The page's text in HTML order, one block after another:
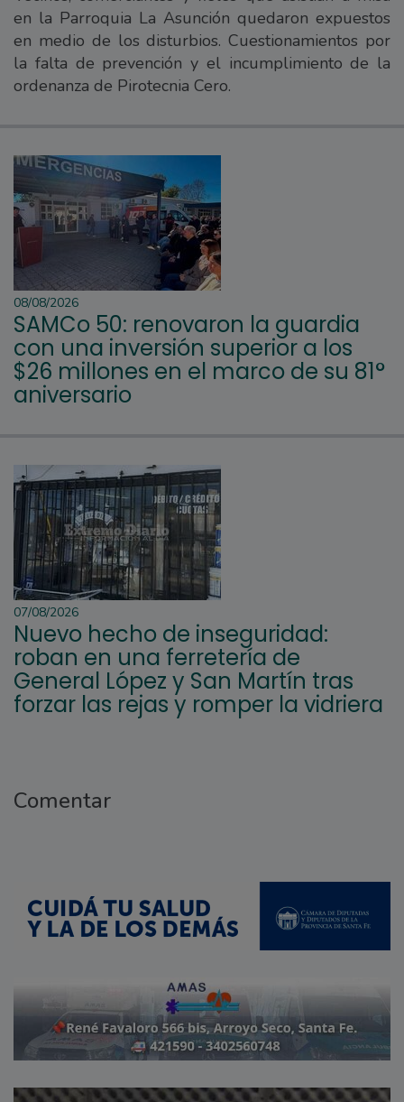
en la Parroquia La Asunción quedaron expuestos
en medio de los disturbios. Cuestionamientos por
la falta de prevención y el incumplimiento de la
ordenanza de Pirotecnia Cero.
08/08/2026
SAMCo 50: renovaron la guardia
con una inversión superior a los
$26 millones en el marco de su 81°
aniversario
07/08/2026
Nuevo hecho de inseguridad:
roban en una ferretería de
General López y San Martín tras
forzar las rejas y romper la vidriera
Comentar